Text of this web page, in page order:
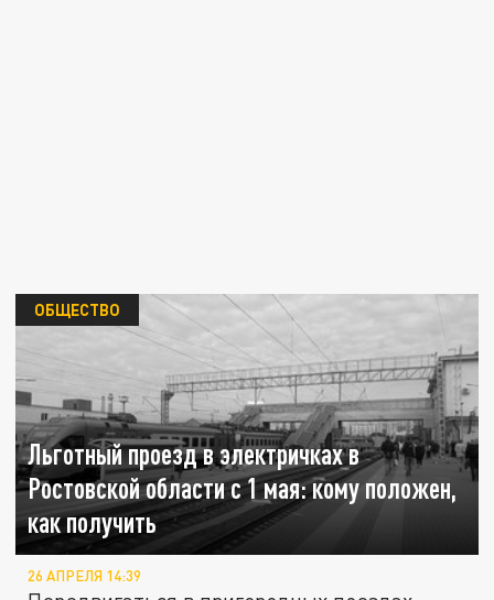
Льготный проезд в электричках в
Ростовской области с 1 мая: кому положен,
как получить
ОБЩЕСТВО
26 АПРЕЛЯ 14:39